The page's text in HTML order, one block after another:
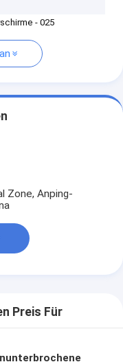
- 025
Zone, Anping-
Preis Für